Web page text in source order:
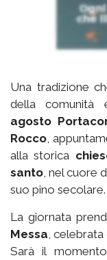
Una tradizione
della comunità
agosto
Rocco ,
alla storica
santo , nel cuore
suo pino secolare.
La giornata
Messa ,
Sarà il